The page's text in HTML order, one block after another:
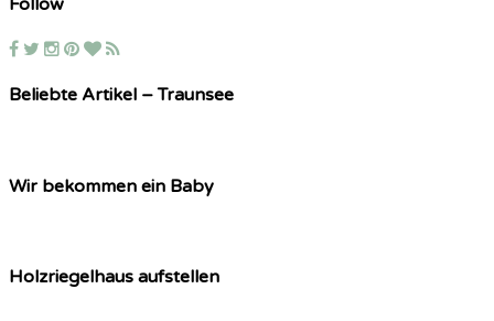
Beliebte Artikel – Traunsee
Wir bekommen ein Baby
Holzriegelhaus aufstellen